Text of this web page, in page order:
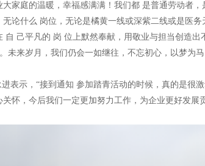
家庭的温暖，幸福感满满！我们都 是普通劳动者，
论什么 岗位，无论是橘黄一线或深紫二线或是医务
己平凡的 岗 位上默然奉献，用敬业与担当创造出
未来岁月，我们仍会一如继往，不忘初心，以梦为
表示，“接到通知 参加踏青活动的时候，真的是很
怀，今后我们一定更加努力工作，为企业更好发展